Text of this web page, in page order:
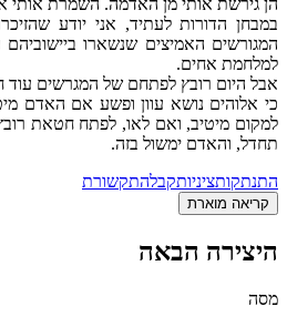
הן גירשת אותי מן האדמה. השמרת אותי
במבחן הדורות לעתיד, אני יודע
המגורשים האמיצים שנשארו
למלחמת אחים.
אבל היום רובץ לפתחם של המגרשים עוד
כי אלוהים נושא עוון ופשע אם האדם
למקום מיטיב, ואם לאו, לפתח חטאת
תחדל, והאדם ימשול בזה.
התנתקותציניותקבלהתקשורת
קריאה מוארת
היצירה הבאה
מסה